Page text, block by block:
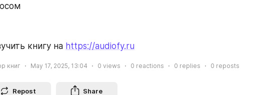
книгу на https://audiofy.ru
книг May 17, 2025, 13:04 0 views 0 reactions 0 replies 0 reposts
Repost Share